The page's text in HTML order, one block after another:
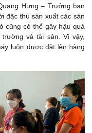
Hưng – Trưởng ban
đặc thù sản xuất các sản
cũng có thể gây hậu quả
và tài sản. Vì vậy,
luôn được đặt lên hàng